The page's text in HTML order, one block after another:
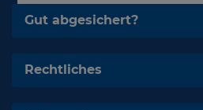
Gut abgesichert?
Rechtliches